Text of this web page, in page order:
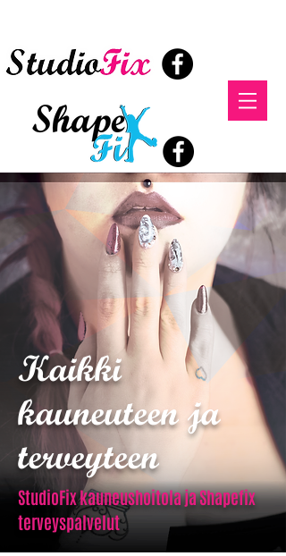
Kaikki
kauneuteen ja
terveyteen
StudioFix kauneushoitola ja Shapefix
terveyspalvelut